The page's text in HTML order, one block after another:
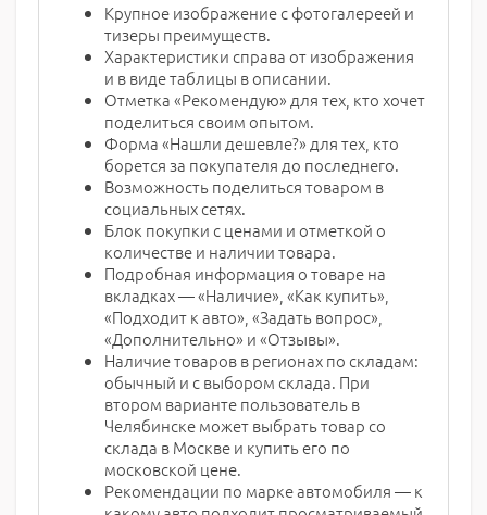
Крупное изображение с фотогалереей и
тизеры преимуществ.
Характеристики справа от изображения
и в виде таблицы в описании.
Отметка «Рекомендую» для тех, кто хочет
поделиться своим опытом.
Форма «Нашли дешевле?» для тех, кто
борется за покупателя до последнего.
Возможность поделиться товаром в
социальных сетях.
Блок покупки с ценами и отметкой о
количестве и наличии товара.
Подробная информация о товаре на
вкладках — «Наличие», «Как купить»,
«Подходит к авто», «Задать вопрос»,
«Дополнительно» и «Отзывы».
Наличие товаров в регионах по складам:
обычный и с выбором склада. При
втором варианте пользователь в
Челябинске может выбрать товар со
склада в Москве и купить его по
московской цене.
Рекомендации по марке автомобиля — к